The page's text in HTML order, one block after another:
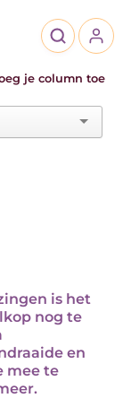
je column toe
is het
nog te
en
mee te